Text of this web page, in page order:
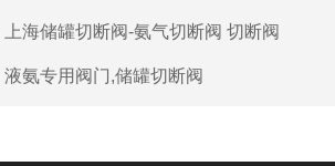
上海储罐切断阀-氨气切断阀 切断阀
液氨专用阀门,储罐切断阀